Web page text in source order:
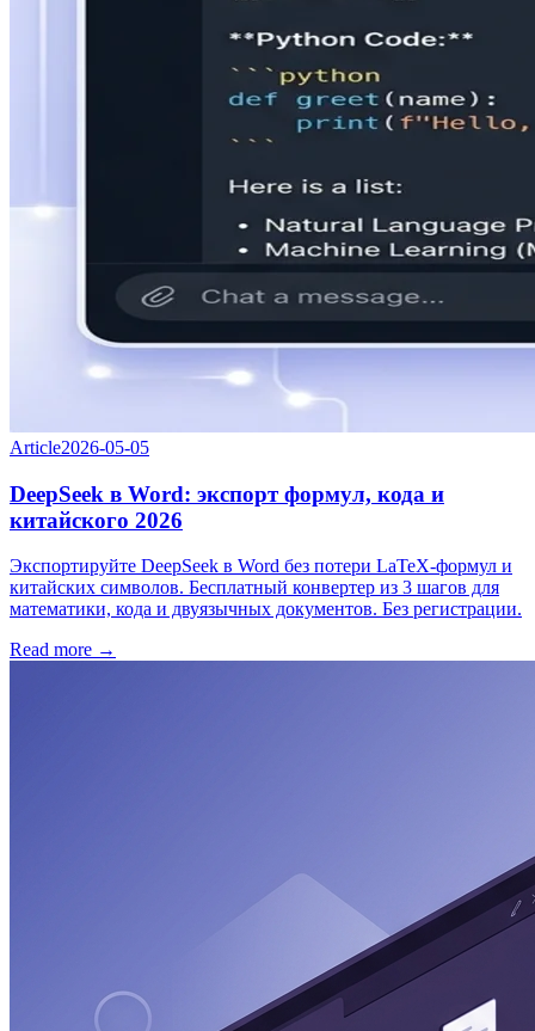
Article2026-05-05
DeepSeek в Word: экспорт формул, кода и
китайского 2026
Экспортируйте DeepSeek в Word без потери LaTeX-формул и
китайских символов. Бесплатный конвертер из 3 шагов для
математики, кода и двуязычных документов. Без регистрации.
Read more →